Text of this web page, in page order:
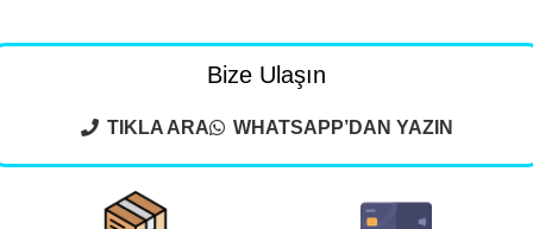
Bize Ulaşın
TIKLA ARA WHATSAPP’DAN YAZIN